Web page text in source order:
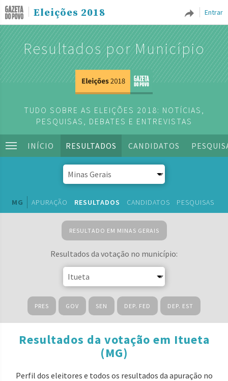
Entrar
Eleições 2018
Resultados por Município
TUDO SOBRE AS ELEIÇÕES 2018: NOTÍCIAS,
PESQUISAS, DEBATES E ENTREVISTAS
INÍCIO RESULTADOS CANDIDATOS
MG APURAÇÃO RESULTADOS CANDIDATOS PESQUISAS
RESULTADO EM MINAS GERAIS
Resultados da votação no município:
PRES GOV SEN DEP. FED DEP. EST
Resultados da votação em Itueta
(MG)
Perfil dos eleitores e todos os resultados da apuração no